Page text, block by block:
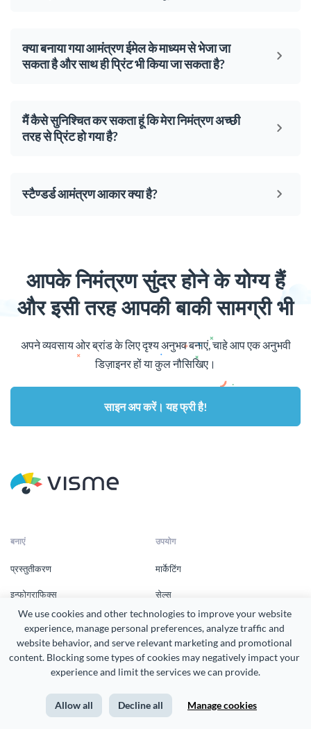
We use cookies and other technologies to improve your website
experience, manage personal preferences, analyze traffic and
website behavior, and serve relevant marketing and promotional
content. Blocking some types of cookies may negatively impact your
experience and limit the services we can provide.
Allow all Decline all Manage cookies
क्या बनाया गया आमंत्रण ईमेल के माध्यम से भेजा जा
सकता है और साथ ही प्रिंट भी किया जा सकता है?
मैं कैसे सुनिश्चित कर सकता हूं कि मेरा निमंत्रण अच्छी
तरह से प्रिंट हो गया है?
स्टैण्डर्ड आमंत्रण आकार क्या है?
आपके निमंत्रण सुंदर होने के योग्य हैं
और इसी तरह आपकी बाकी सामग्री भी
अपने व्यवसाय ओर ब्रांड के लिए दृश्य अनुभव बनाएं, चाहे आप एक अनुभवी
डिज़ाइनर हों या कुल नौसिखिए।
साइन अप करें। यह फ्री है!
बनाएं
प्रस्तुतीकरण
इन्फोग्राफिक्स
प्रिंट उत्पाद
दस्तावेज़
सोशल मीडिया ग्राफिक्स
उपयोग
मार्केटिंग
सेल्स
ह्यूमन रिसोर्सेस
ट्रेनिंग और डेवलपमेंट
गैर-लाभकारी
शिक्षा